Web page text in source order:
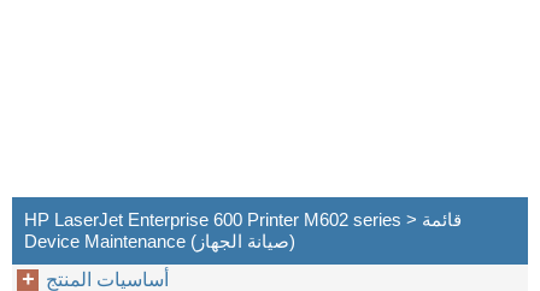
HP LaserJet Enterprise 600 Printer M602 series > قائمة
Device Maintenance (صيانة الجهاز)
أساسيات المنتج